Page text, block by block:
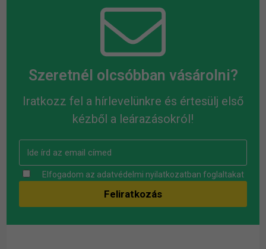
Szeretnél olcsóbban vásárolni?
Iratkozz fel a hírlevelünkre és értesülj első
kézből a leárazásokról!
Elfogadom az adatvédelmi nyilatkozatban foglaltakat